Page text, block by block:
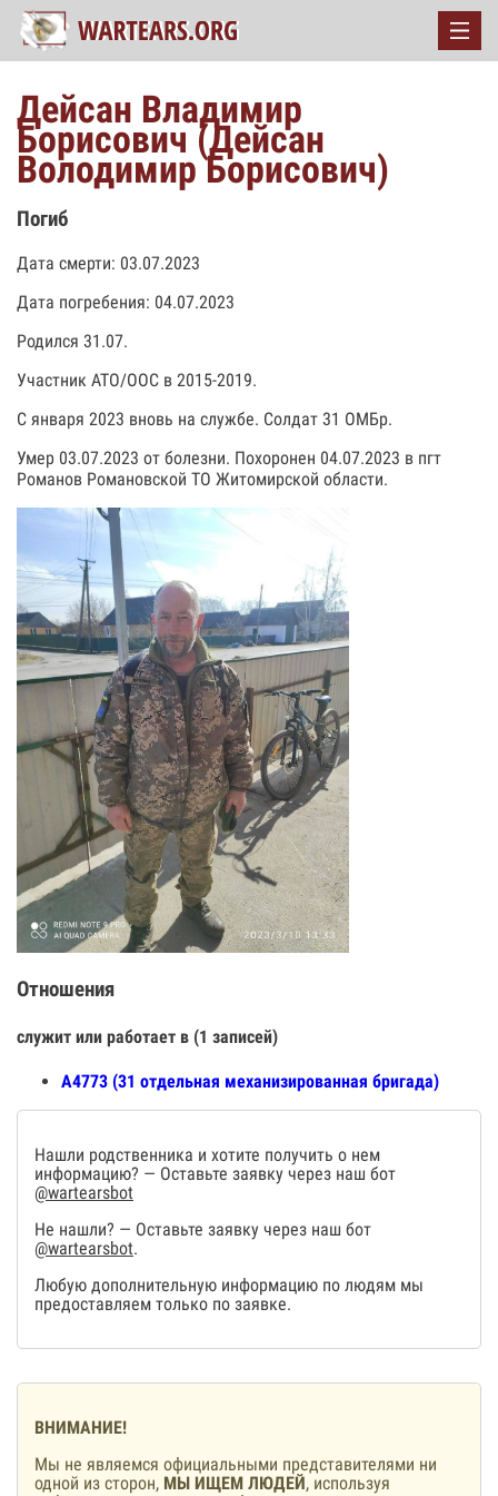
Дейсан Владимир
Борисович (Дейсан
Володимир Борисович)
Погиб
Дата смерти: 03.07.2023
Дата погребения: 04.07.2023
Родился 31.07.
Участник АТО/ООС в 2015-2019.
С января 2023 вновь на службе. Солдат 31 ОМБр.
Умер 03.07.2023 от болезни. Похоронен 04.07.2023 в пгт
Романов Романовской ТО Житомирской области.
Отношения
служит или работает в (1 записей)
А4773 (31 отдельная механизированная бригада)
Нашли родственника и хотите получить о нем
информацию? — Оставьте заявку через наш бот
@wartearsbot
Не нашли? — Оставьте заявку через наш бот
@wartearsbot.
Любую дополнительную информацию по людям мы
предоставляем только по заявке.
ВНИМАНИЕ!
Мы не являемся официальными представителями ни
одной из сторон, МЫ ИЩЕМ ЛЮДЕЙ, используя